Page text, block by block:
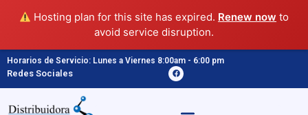
Hosting plan for this site has expired. Renew now to
avoid service disruption.
Horarios de Servicio: Lunes a Viernes 8:00am - 6:00 pm
Redes Sociales